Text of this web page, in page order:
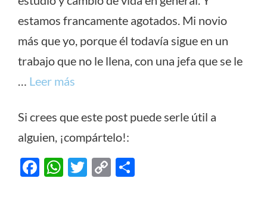
estamos francamente agotados. Mi novio
más que yo, porque él todavía sigue en un
trabajo que no le llena, con una jefa que se le
… Leer más
Si crees que este post puede serle útil a
alguien, ¡compártelo!:
F
W T
C